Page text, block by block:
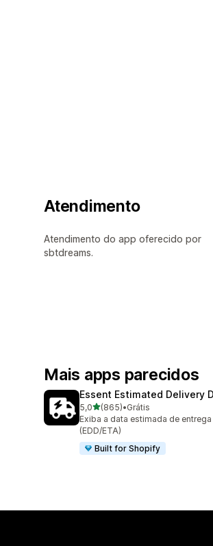
Atendimento
Atendimento do app oferecido por
sbtdreams.
Mais apps parecidos
Essent Estimated Delivery
5,0de 5 estrelas
(865)
865 avaliações ao todo
•Grátis
Exiba a data estimada de
(EDD/ETA)
Built for Shopify